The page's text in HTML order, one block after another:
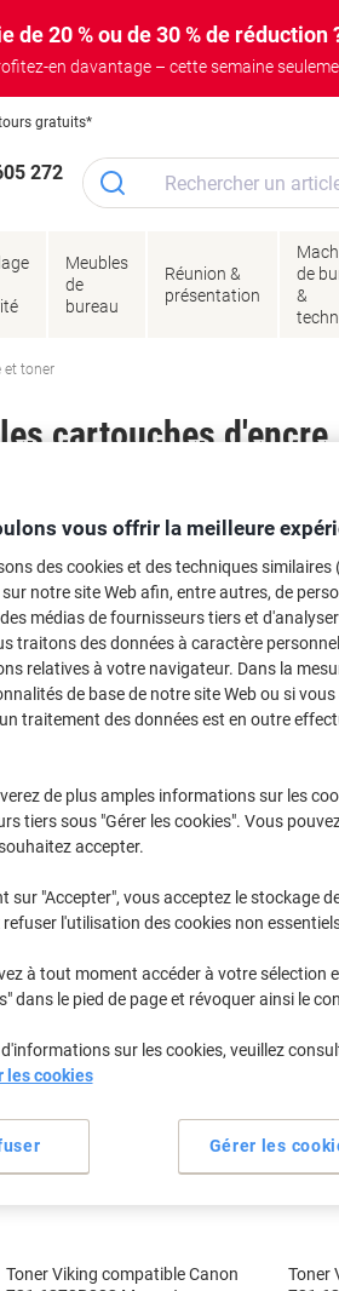
de 20 % ou de 30 % de réduction
en davantage – cette semaine
gratuits*
272
Meubles
de
bureau
Réunion &
présentation
de
&
et toner
cartouches
Sélectionner la marque, la
LBP
cartouches précédemment achetées
LBP-7110 CW
propre
Cadeau
Toner Viking compatible Canon
Toner
vous offrir la meilleure
des cookies et des techniques
sur notre site Web afin, entre autres, de
médias de fournisseurs tiers et
traitons des données à caractère
relatives à votre navigateur. Dans la
de base de notre site Web ou si
traitement des données est en outre
de plus amples informations sur les
tiers sous "Gérer les cookies". Vous
accepter.
sur "Accepter", vous acceptez le stockage
l'utilisation des cookies non
à tout moment accéder à votre sélection
dans le pied de page et révoquer ainsi le
sur les cookies, veuillez
les cookies
Gérer les